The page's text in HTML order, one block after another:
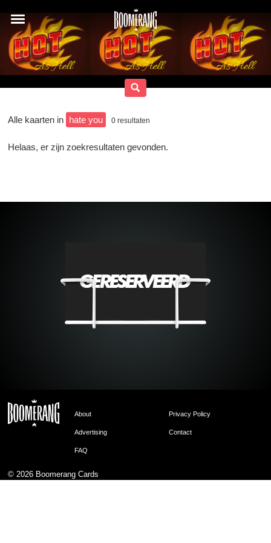
Alle kaarten in hate you 0 resultaten
Helaas, er zijn zoekresultaten gevonden.
About Privacy Policy
Advertising Contact
FAQ
© 2026 Boomerang Cards